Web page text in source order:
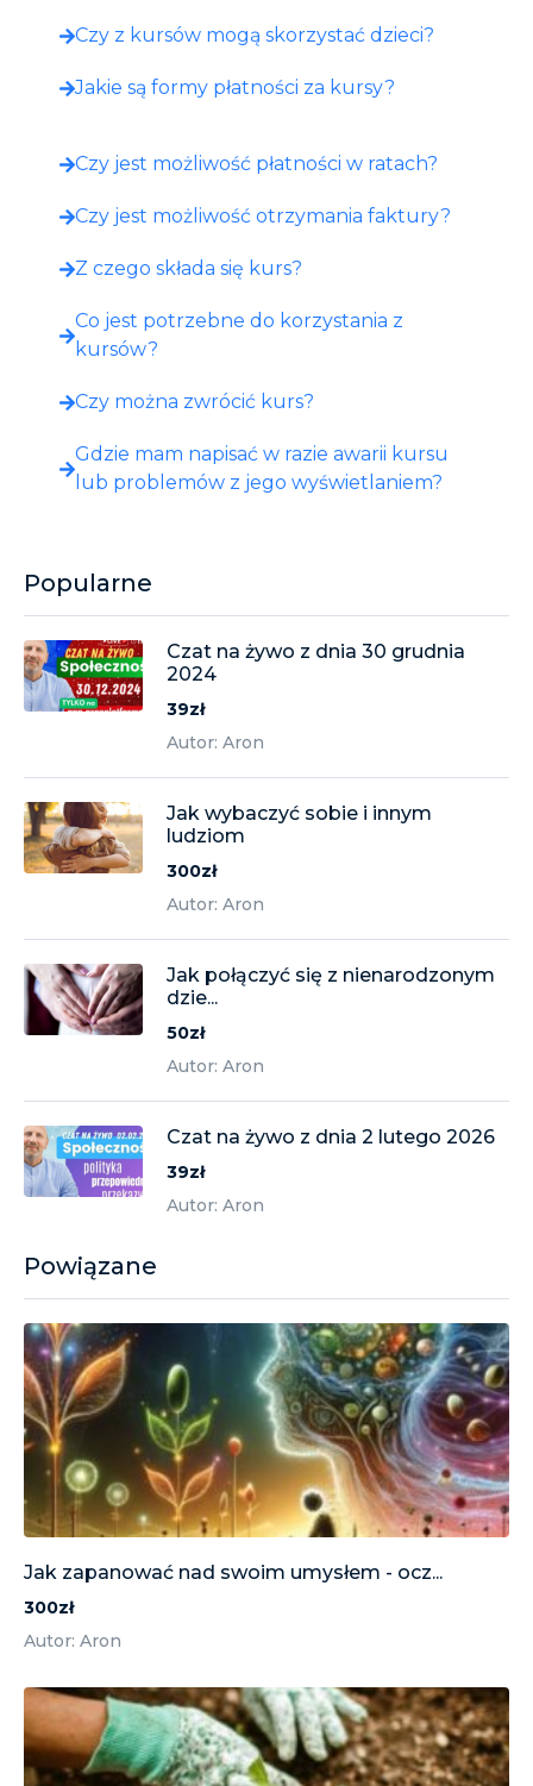
Czy z kursów mogą skorzystać dzieci?
Jakie są formy płatności za kursy?
Czy jest możliwość płatności w ratach?
Czy jest możliwość otrzymania faktury?
Z czego składa się kurs?
Co jest potrzebne do korzystania z
kursów?
Czy można zwrócić kurs?
Gdzie mam napisać w razie awarii kursu
lub problemów z jego wyświetlaniem?
Powiązane
Jak zapanować nad swoim umysłem - ocz...
300zł
Autor: Aron
Popularne
Czat na żywo z dnia 30 grudnia
2024
39zł
Autor: Aron
Jak wybaczyć sobie i innym
ludziom
300zł
Autor: Aron
Jak połączyć się z nienarodzonym
dzie...
50zł
Autor: Aron
Czat na żywo z dnia 2 lutego 2026
39zł
Autor: Aron